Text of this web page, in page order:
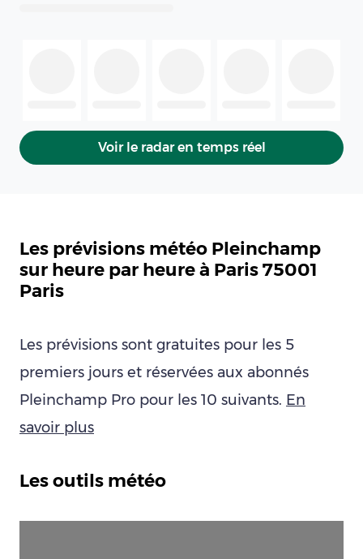
Voir le radar en temps réel
Les prévisions météo Pleinchamp
sur heure par heure à Paris 75001
Paris
Les prévisions sont gratuites pour les 5
premiers jours et réservées aux abonnés
Pleinchamp Pro pour les 10 suivants. En
savoir plus
Les outils météo